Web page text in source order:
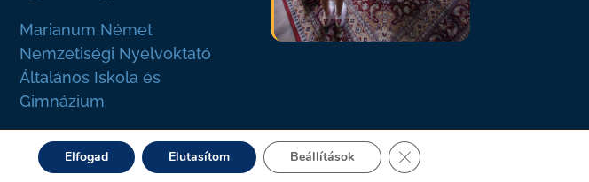
Marianum Német
Nemzetiségi Nyelvoktató
Általános Iskola és
Gimnázium
Elfogad Elutasítom Beállítások Close GDPR Cookie Banner